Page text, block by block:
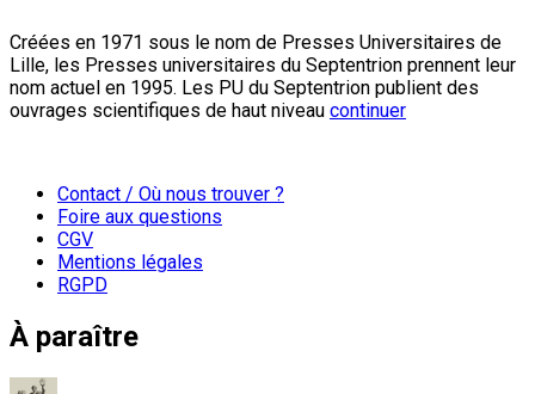
Créées en 1971 sous le nom de Presses Universitaires de
Lille, les Presses universitaires du Septentrion prennent leur
nom actuel en 1995. Les PU du Septentrion publient des
ouvrages scientifiques de haut niveau continuer
Contact / Où nous trouver ?
Foire aux questions
CGV
Mentions légales
RGPD
À paraître